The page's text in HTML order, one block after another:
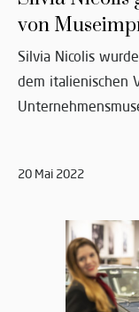
von
Silvia Nicolis
dem italienischen
20 Mai 2022